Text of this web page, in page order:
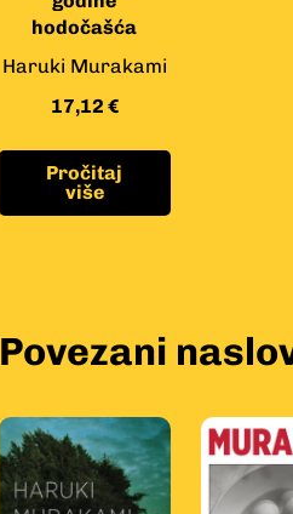
hodočašća
Haruki Murakami
17,12 €
Pročitaj
više
Povezani